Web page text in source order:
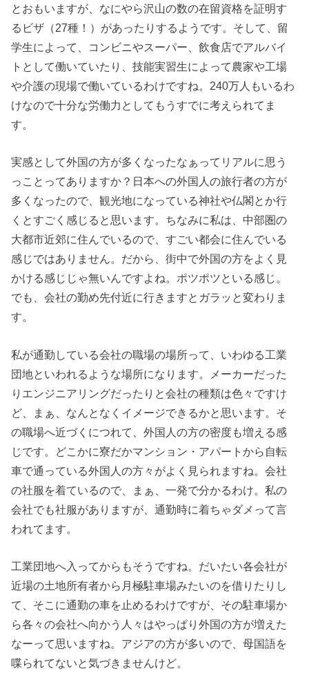
とおもいますが、なにやら沢山の数の在留資格を証明す
るビザ（27種！）があったりするようです。そして、留
学生によって、コンビニやスーパー、飲食店でアルバイ
トとして働いていたり、技能実習生によって農家や工場
や介護の現場で働いているわけですね。240万人もいるわ
けなので十分な労働力としてもうすでに考えられてま
す。
実感として外国の方が多くなったなぁってリアルに思う
っことってありますか？日本への外国人の旅行者の方が
多くなったので、観光地になっている神社や仏閣とか行
くとすごく感じると思います。ちなみに私は、中部圏の
大都市近郊に住んでいるので、すごい都会に住んでいる
感じではありません。だから、街中で外国の方をよく見
かける感じじゃ無いんですよね。ポツポツといる感じ。
でも、会社の勤め先付近に行きますとガラッと変わりま
す。
私が通勤している会社の職場の場所って、いわゆる工業
団地といわれるような場所になります。メーカーだった
りエンジニアリングだったりと会社の種類は色々ですけ
ど、まぁ、なんとなくイメージできるかと思います。そ
の職場へ近づくにつれて、外国人の方の密度も増える感
じです。どこかに寮だかマンション・アパートから自転
車で通っている外国人の方々がよく見られますね。会社
の社服を着ているので、まぁ、一発で分かるわけ。私の
会社でも社服がありますが、通勤時に着ちゃダメって言
われてます。
工業団地へ入ってからもそうですね。だいたい各会社が
近場の土地所有者から月極駐車場みたいのを借りたりし
て、そこに通勤の車を止めるわけですが、その駐車場か
ら各々の会社へ向かう人々はやっぱり外国の方が増えた
なーって思いますね。アジアの方が多いので、母国語を
喋られてないと気づきませんけど。